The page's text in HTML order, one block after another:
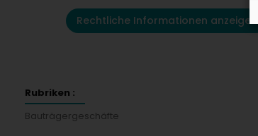
Rechtliche Informationen anzeigen
Rubriken :
Bauträgergeschäfte